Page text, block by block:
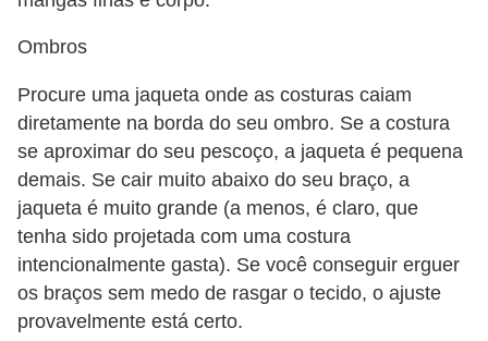
Ombros
Procure uma jaqueta onde as costuras caiam
diretamente na borda do seu ombro. Se a costura
se aproximar do seu pescoço, a jaqueta é pequena
demais. Se cair muito abaixo do seu braço, a
jaqueta é muito grande (a menos, é claro, que
tenha sido projetada com uma costura
intencionalmente gasta). Se você conseguir erguer
os braços sem medo de rasgar o tecido, o ajuste
provavelmente está certo.